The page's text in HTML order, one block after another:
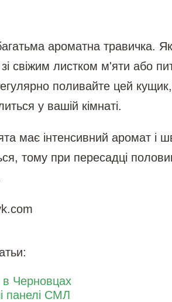
ароматна травичка.
свіжим листком м'яти або
поливайте цей кущик,
у вашій кімнаті.
має інтенсивний аромат і
тому при пересадці
в Черновцах
панелі СМЛ